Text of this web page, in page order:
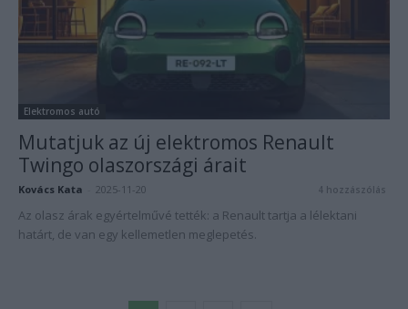
Elektromos autó
Mutatjuk az új elektromos Renault
Twingo olaszországi árait
Kovács Kata 2025-11-20 4 hozzászólás
Az olasz árak egyértelművé tették: a Renault tartja a lélektani
határt, de van egy kellemetlen meglepetés.